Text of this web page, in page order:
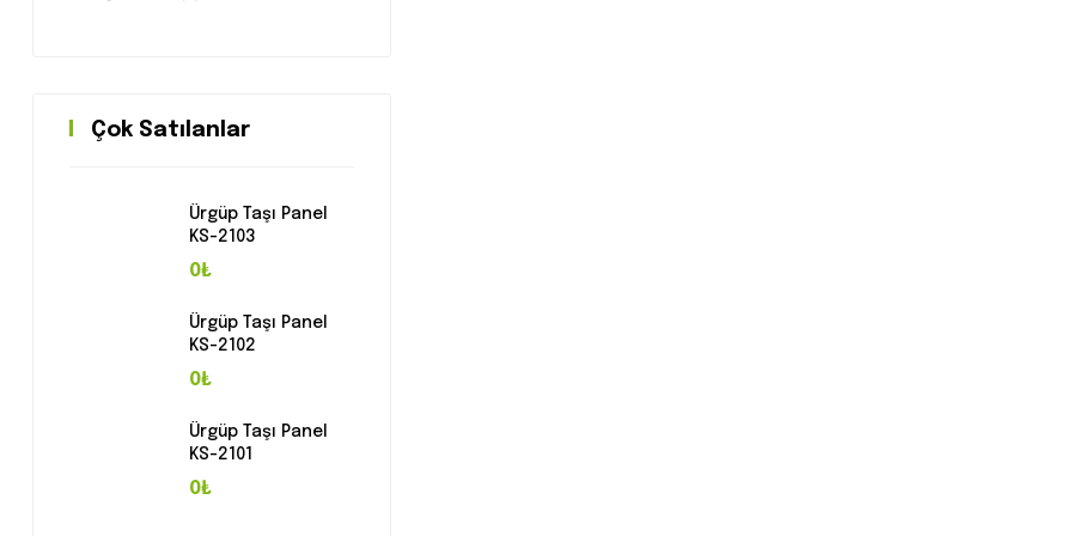
Çok Satılanlar
Ürgüp Taşı Panel
KS-2103
0₺
Ürgüp Taşı Panel
KS-2102
0₺
Ürgüp Taşı Panel
KS-2101
0₺